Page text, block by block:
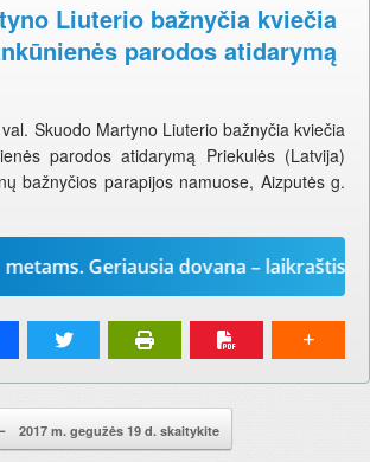
Liuterio bažnyčia kviečia
parodos atidarymą
Skuodo Martyno Liuterio bažnyčia kviečia
parodos atidarymą Priekulės (Latvija)
bažnyčios parapijos namuose, Aizputės g.
Geriausia dovana – laikraštis!
2017 m. gegužės 19 d. skaitykite